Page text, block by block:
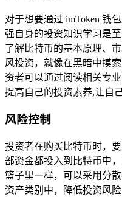
对于想要通过 imToken 钱
强自身的投资知识学习是
了解比特币的基本原理、
风投资，就像在黑暗中摸
资者可以通过阅读相关专
提高自己的投资素养,让自
风险控制
投资者在购买比特币时，
部资金都投入到比特币中
篮子里一样，可以采用分
资产类别中，降低投资风